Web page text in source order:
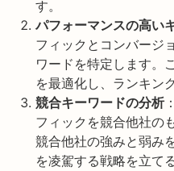
す。
パフォーマンスの高い
フィックとコンバージ
ワードを特定します。
を最適化し、ランキン
競合キーワードの分析
フィックを競合他社の
競合他社の強みと弱み
を凌駕する戦略を立て